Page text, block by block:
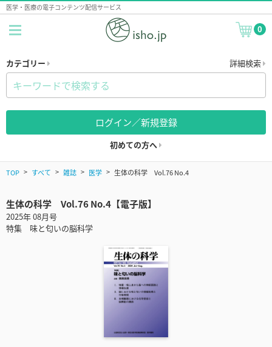
医学・医療の電子コンテンツ配信サービス
0
カテゴリー 詳細検索
ログイン／新規登録
初めての方へ
TOP すべて 雑誌 医学 生体の科学 Vol.76 No.4
生体の科学 Vol.76 No.4【電子版】
2025年 08月号
特集 味と匂いの脳科学